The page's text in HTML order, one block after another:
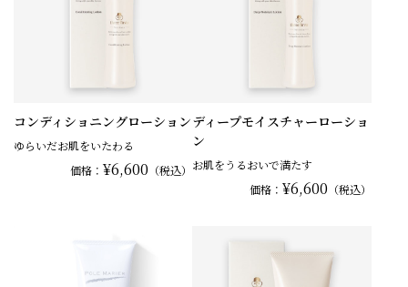
コンディショニングローション
ゆらいだお肌をいたわる
価格：¥6,600 （税込）
ディープモイスチャーローショ
ン
お肌をうるおいで満たす
価格： ¥6,600 （税込）